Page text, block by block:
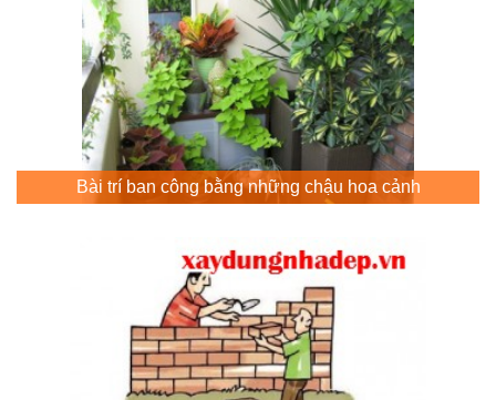
Bài trí ban công bằng những chậu hoa cảnh